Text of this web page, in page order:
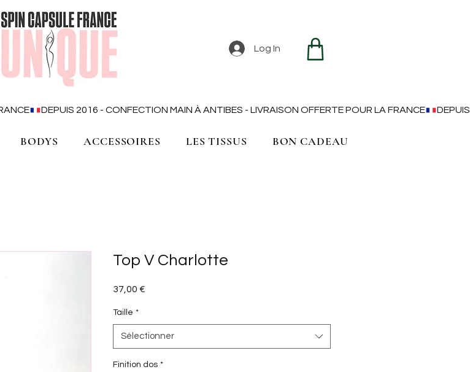
Log In
BODYS ACCESSOIRES LES TISSUS BON CADEAU
Top V Charlotte
37,00 €
Taille *
Sélectionner
Finition dos *